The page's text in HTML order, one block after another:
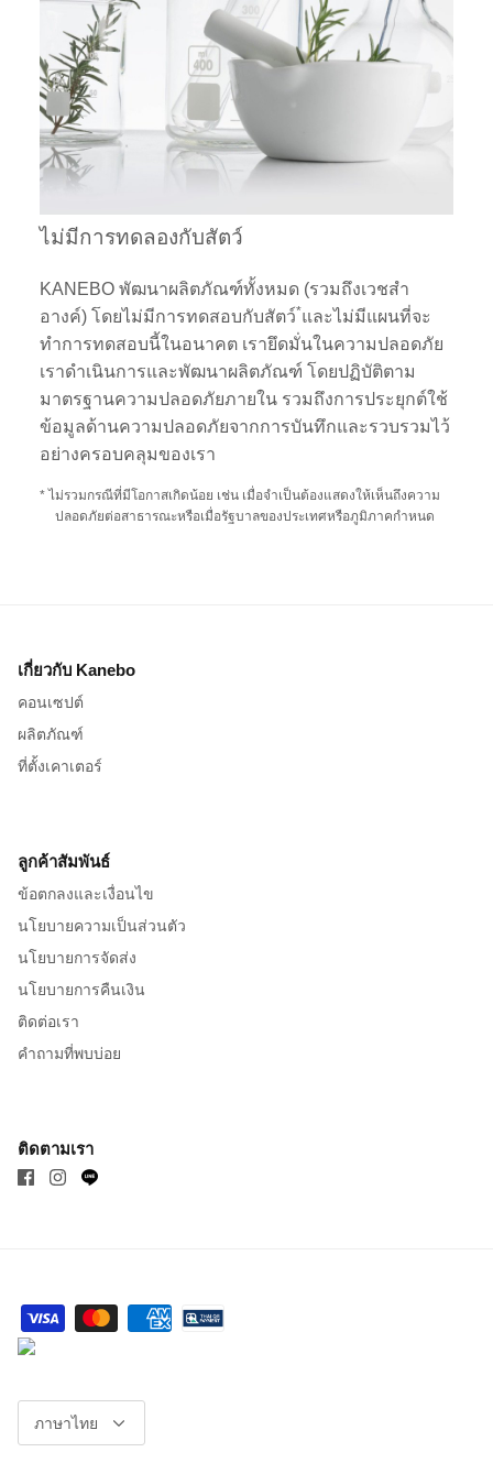
ไม่มีการทดลองกับสัตว์
KANEBO พัฒนาผลิตภัณฑ์ทั้งหมด (รวมถึงเวชสำ
อางค์) โดยไม่มีการทดสอบกับสัตว์*และไม่มีแผนที่จะ
ทำการทดสอบนี้ในอนาคต เรายึดมั่นในความปลอดภัย
เราดำเนินการและพัฒนาผลิตภัณฑ์ โดยปฏิบัติตาม
มาตรฐานความปลอดภัยภายใน รวมถึงการประยุกต์ใช้
ข้อมูลด้านความปลอดภัยจากการบันทึกและรวบรวมไว้
อย่างครอบคลุมของเรา
* ไม่รวมกรณีที่มีโอกาสเกิดน้อย เช่น เมื่อจำเป็นต้องแสดงให้เห็นถึงความ
ปลอดภัยต่อสาธารณะหรือเมื่อรัฐบาลของประเทศหรือภูมิภาคกำหนด
เกี่ยวกับ Kanebo
คอนเซปต์
ผลิตภัณฑ์
ที่ตั้งเคาเตอร์
ลูกค้าสัมพันธ์
ข้อตกลงและเงื่อนไข
นโยบายความเป็นส่วนตัว
นโยบายการจัดส่ง
นโยบายการคืนเงิน
ติดต่อเรา
คำถามที่พบบ่อย
ติดตามเรา
ภาษา
ภาษาไทย